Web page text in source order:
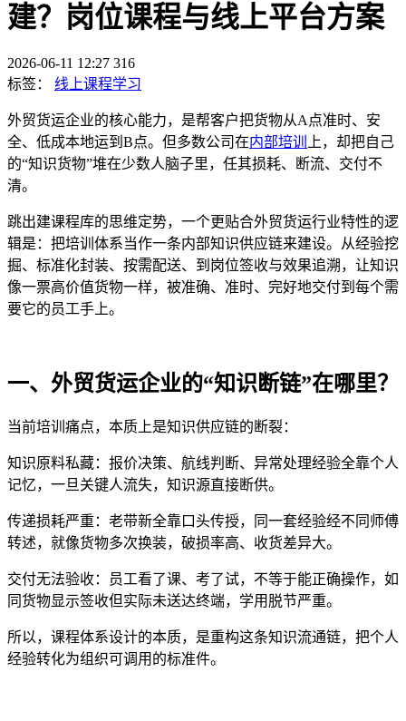
建？岗位课程与线上平台方案
2026-06-11 12:27 316
标签：
线上课程学习
外贸货运企业的核心能力，是帮客户把货物从A点准时、安
全、低成本地运到B点。但多数公司在内部培训
上，却把自己
的“知识货物”堆在少数人脑子里，任其损耗、断流、交付不
清。
跳出建课程库的思维定势，一个更贴合外贸货运行业特性的逻
辑是：把培训体系当作一条内部知识供应链来建设。从经验挖
掘、标准化封装、按需配送、到岗位签收与效果追溯，让知识
像一票高价值货物一样，被准确、准时、完好地交付到每个需
要它的员工手上。
一、外贸货运企业的“知识断链”在哪里？
当前培训痛点，本质上是知识供应链的断裂：
知识原料私藏：报价决策、航线判断、异常处理经验全靠个人
记忆，一旦关键人流失，知识源直接断供。
传递损耗严重：老带新全靠口头传授，同一套经验经不同师傅
转述，就像货物多次换装，破损率高、收货差异大。
交付无法验收：员工看了课、考了试，不等于能正确操作，如
同货物显示签收但实际未送达终端，学用脱节严重。
所以，课程体系设计的本质，是重构这条知识流通链，把个人
经验转化为组织可调用的标准件。